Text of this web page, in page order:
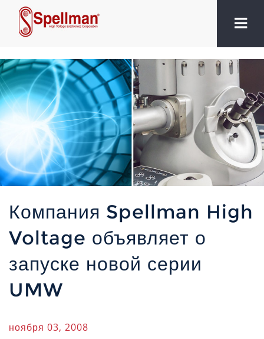
Компания Spellman High
Voltage объявляет о
запуске новой серии
UMW
ноября 03, 2008